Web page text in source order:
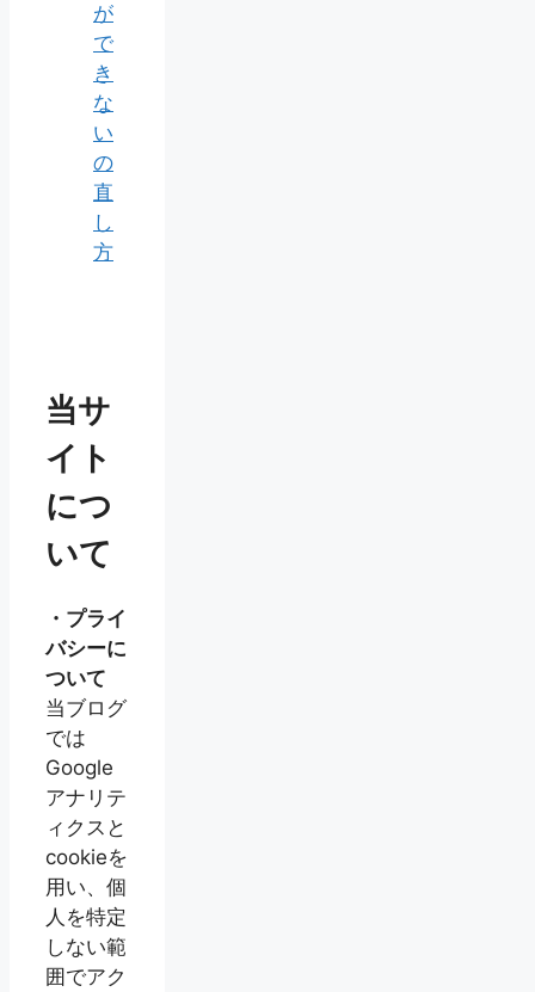
が
で
き
な
い
の
直
し
方
当サ
イト
につ
いて
・プライ
バシーに
ついて
当ブログ
では
Google
アナリテ
ィクスと
cookieを
用い、個
人を特定
しない範
囲でアク